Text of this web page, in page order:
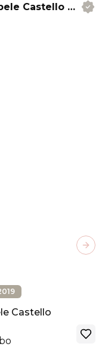
Eduardo Castello Branco e Cibele Castello Branco
Castello